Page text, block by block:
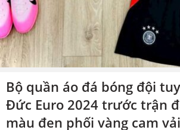
Bộ quần áo đá bóng đội
Đức Euro 2024 trước trận
màu đen phối vàng cam